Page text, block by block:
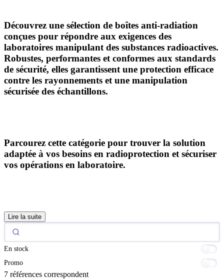
Découvrez une sélection de boîtes anti-radiation
conçues pour répondre aux exigences des
laboratoires manipulant des substances radioactives.
Robustes, performantes et conformes aux standards
de sécurité, elles garantissent une protection efficace
contre les rayonnements et une manipulation
sécurisée des échantillons.
Parcourez cette catégorie pour trouver la solution
adaptée à vos besoins en radioprotection et sécuriser
vos opérations en laboratoire.
Lire la suite
En stock
Promo
7 références correspondent